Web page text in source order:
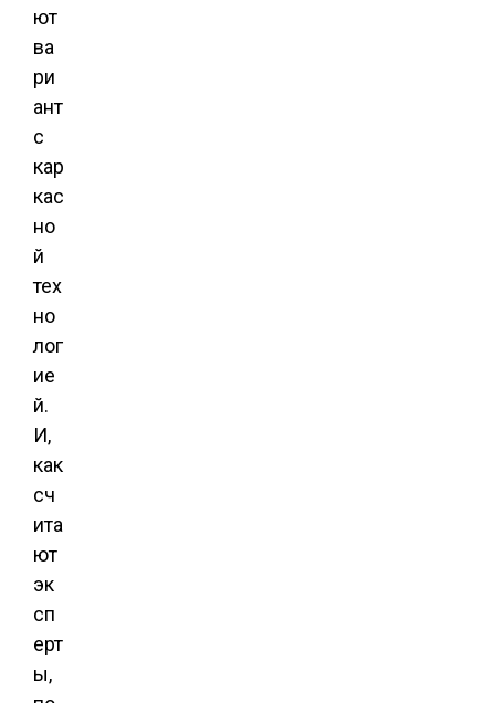
ют
ва
ри
ант
с
кар
кас
но
й
тех
но
лог
ие
й.
И,
как
сч
ита
ют
эк
сп
ерт
ы,